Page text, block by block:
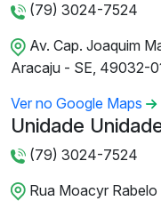
(79) 3024-7524
Av. Cap. Joaquim
Aracaju - SE, 49032-
Ver no Google Maps
Unidade
(79) 3024-7524
Rua Moacyr